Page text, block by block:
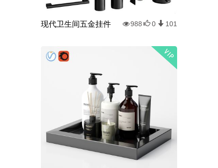
现代卫生间五金挂件 988 0 101